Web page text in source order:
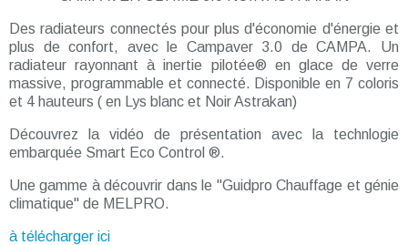
Des radiateurs connectés pour plus d'économie d'énergie et
plus de confort, avec le Campaver 3.0 de CAMPA. Un
radiateur rayonnant à inertie pilotée® en glace de verre
massive, programmable et connecté. Disponible en 7 coloris
et 4 hauteurs ( en Lys blanc et Noir Astrakan)
Découvrez la vidéo de présentation avec la technlogie
embarquée Smart Eco Control ®.
Une gamme à découvrir dans le "Guidpro Chauffage et génie
climatique" de MELPRO.
à télécharger ici